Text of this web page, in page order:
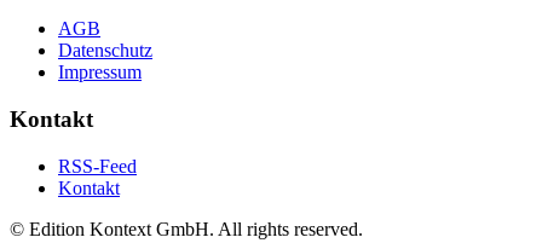
AGB
Datenschutz
Impressum
Kontakt
RSS-Feed
Kontakt
© Edition Kontext GmbH. All rights reserved.